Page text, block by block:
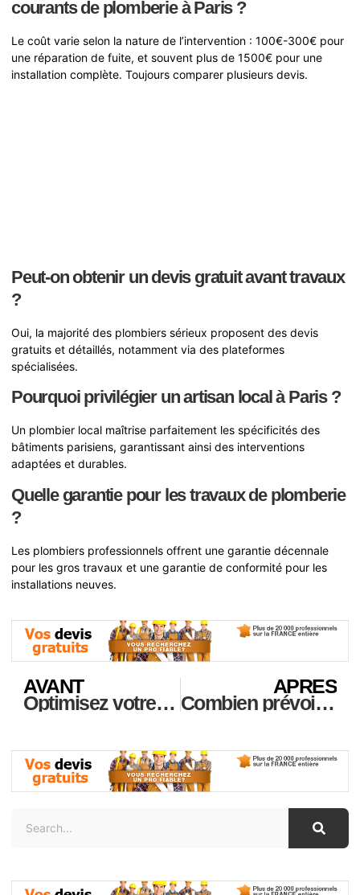
courants de plomberie à Paris ?
Le coût varie selon la nature de l’intervention : 100€-300€ pour
une réparation de fuite, et souvent plus de 1500€ pour une
installation complète. Toujours comparer plusieurs devis.
Peut-on obtenir un devis gratuit avant travaux
?
Oui, la majorité des plombiers sérieux proposent des devis
gratuits et détaillés, notamment via des plateformes
spécialisées.
Pourquoi privilégier un artisan local à Paris ?
Un plombier local maîtrise parfaitement les spécificités des
bâtiments parisiens, garantissant ainsi des interventions
adaptées et durables.
Quelle garantie pour les travaux de plomberie
?
Les plombiers professionnels offrent une garantie décennale
pour les gros travaux et une garantie de conformité pour les
installations neuves.
AVANT
Optimisez votre espace professionnel avec Lucas Entreprise à Paris
APRES
Combien prévoir pour rénover sa salle de bain au mètre carré ?